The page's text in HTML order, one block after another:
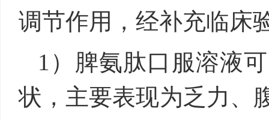
调节作用，经补充临床
1）脾氨肽口服溶液
状，主要表现为乏力、